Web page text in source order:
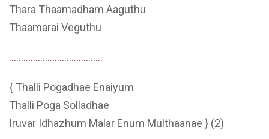
Thara Thaamadham Aaguthu
Thaamarai Veguthu
…………………………………
{ Thalli Pogadhae Enaiyum
Thalli Poga Solladhae
Iruvar Idhazhum Malar Enum Multhaanae } (2)